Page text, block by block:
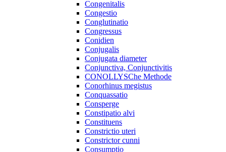
Congenitalis
Congestio
Conglutinatio
Congressus
Conidien
Conjugalis
Conjugata diameter
Conjunctiva, Conjunctivitis
CONOLLYSChe Methode
Conorhinus megistus
Conquassatio
Consperge
Constipatio alvi
Constituens
Constrictio uteri
Constrictor cunni
Consumptio